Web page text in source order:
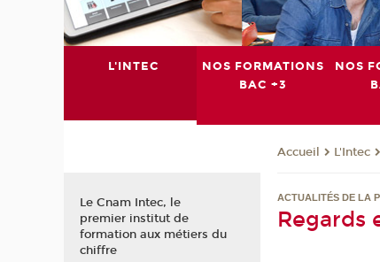
L'INTEC
NOS FORMATIONS
BAC +3
NOS
Accueil L'Intec
ACTUALITÉS DE LA
Regards
Le Cnam Intec, le
premier institut de
formation aux métiers du
chiffre